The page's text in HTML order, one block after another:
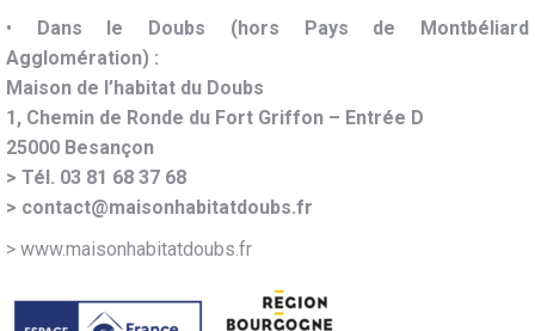
•
Dans le Doubs (hors Pays de Montbéliard
Agglomération) :
Maison de l’habitat du Doubs
1, Chemin de Ronde du Fort Griffon – Entrée D
25000 Besançon
> Tél. 03 81 68 37 68
> contact@maisonhabitatdoubs.fr
> www.maisonhabitatdoubs.fr